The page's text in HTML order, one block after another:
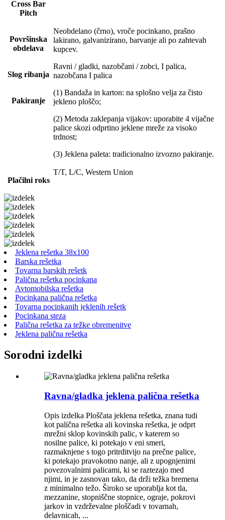
Cross Bar
Pitch
Površinska
obdelava
Neobdelano (črno), vroče pocinkano, prašno
lakirano, galvanizirano, barvanje ali po zahtevah
kupcev.
Slog ribanja
Ravni / gladki, nazobčani / zobci, I palica,
nazobčana I palica
Pakiranje
(1) Bandaža in karton: na splošno velja za čisto
jekleno ploščo;
(2) Metoda zaklepanja vijakov: uporabite 4 vijačne
palice skozi odprtino jeklene mreže za visoko
trdnost;
(3) Jeklena paleta: tradicionalno izvozno pakiranje.
Plačilni roks
T/T, L/C, Western Union
Jeklena rešetka 38x100
Barska rešetka
Tovarna barskih rešetk
Palična rešetka pocinkana
Avtomobilska rešetka
Pocinkana palična rešetka
Tovarna pocinkanih jeklenih rešetk
Pocinkana steza
Palična rešetka za težke obremenitve
Jeklena palična rešetka
Sorodni izdelki
Ravna/gladka jeklena palična rešetka
Opis izdelka Ploščata jeklena rešetka, znana tudi
kot palična rešetka ali kovinska rešetka, je odprt
mrežni sklop kovinskih palic, v katerem so
nosilne palice, ki potekajo v eni smeri,
razmaknjene s togo pritrditvijo na prečne palice,
ki potekajo pravokotno nanje, ali z upognjenimi
povezovalnimi palicami, ki se raztezajo med
njimi, in je zasnovan tako, da drži težka bremena
z minimalno težo. Široko se uporablja kot tla,
mezzanine, stopniščne stopnice, ograje, pokrovi
jarkov in vzdrževalne ploščadi v tovarnah,
delavnicah, ...